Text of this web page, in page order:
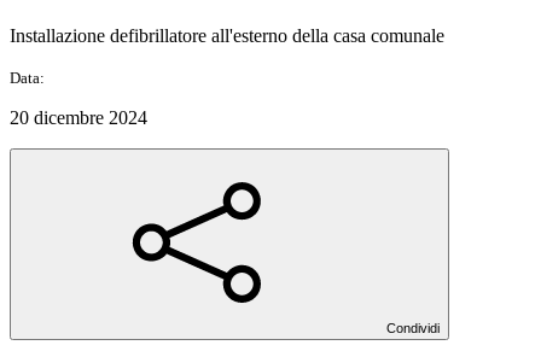
Installazione defibrillatore all'esterno della casa comunale
Data:
20 dicembre 2024
Condividi